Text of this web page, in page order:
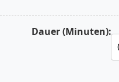
Dauer (Minuten):